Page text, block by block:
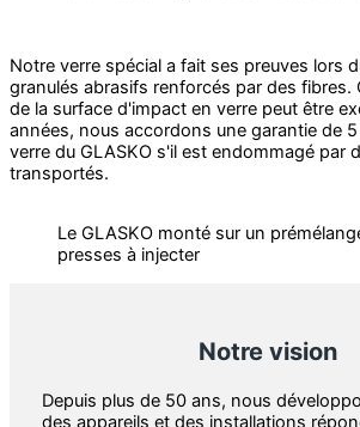
Notre verre spécial a fait ses preuves lors
granulés abrasifs renforcés par des fibres.
de la surface d'impact en verre peut être
années, nous accordons une garantie de
verre du GLASKO s'il est endommagé par
transportés.
Le GLASKO monté sur un
presses à injecter
Notre vision
Depuis plus de 50 ans, nous
des appareils et des installations